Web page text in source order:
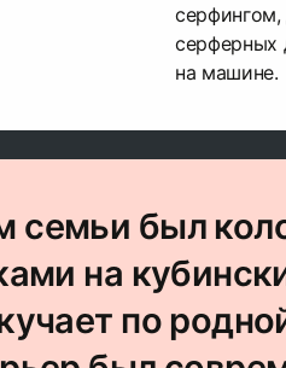
серферных
на машине.
семьи был
на
по